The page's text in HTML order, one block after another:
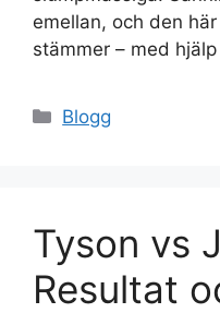
emellan, och den
stämmer – med
Kategorier
Blogg
Tyson vs
Resultat